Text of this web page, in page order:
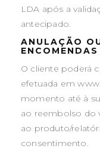
LDA após a
antecipado.
ANULAÇÃO
O cliente poderá
efetuada em
momento até à
ao reembolso do
ao produto/
consentimento.